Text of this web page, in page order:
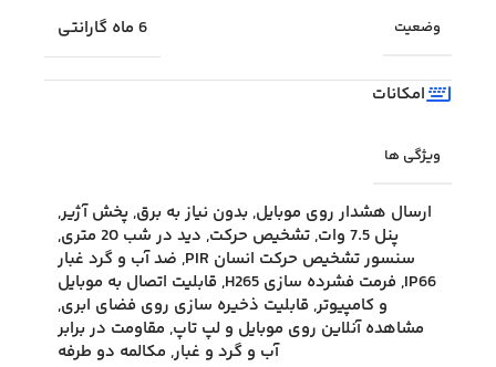
وضعیت 6 ماه گارانتی
امکانات
ویژگی ها
ارسال هشدار روی موبایل,بدون نیاز به برق,پخش آژیر,
پنل 7.5 وات
,تشخیص حرکت, دید در شب 20 متری
,
سنسور تشخیص حرکت انسان PIR
, ضد آب و گرد غبار
IP66
, فرمت فشرده سازی H265 , قابلیت اتصال به موبایل
و کامپیوتر, قابلیت ذخیره سازی روی فضای ابری,
مشاهده آنلاین روی موبایل و لپ تاپ, مقاومت در برابر
آب و گرد و غبار, مکالمه دو طرفه